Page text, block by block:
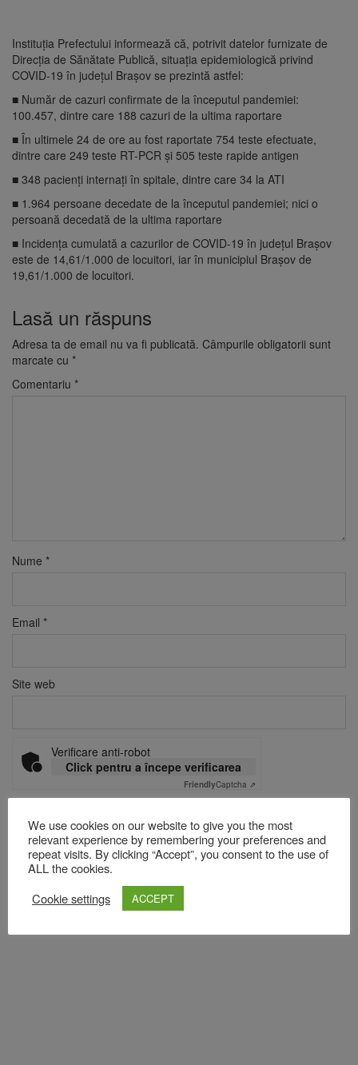
Instituția Prefectului informează că, potrivit datelor furnizate de
Direcția de Sănătate Publică, situația epidemiologică privind
COVID-19 în județul Brașov se prezintă astfel:
■ Număr de cazuri confirmate de la începutul pandemiei:
100.457, dintre care 188 cazuri de la ultima raportare
■ În ultimele 24 de ore au fost raportate 754 teste efectuate,
dintre care 249 teste RT-PCR și 505 teste rapide antigen
■ 348 pacienți internați în spitale, dintre care 34 la ATI
■ 1.964 persoane decedate de la începutul pandemiei; nici o
persoană decedată de la ultima raportare
■ Incidența cumulată a cazurilor de COVID-19 în județul Brașov
este de 14,61/1.000 de locuitori, iar în municipiul Brașov de
19,61/1.000 de locuitori.
Lasă un răspuns
Adresa ta de email nu va fi publicată. Câmpurile obligatorii sunt
marcate cu *
Comentariu *
Nume *
Email *
Site web
Verificare anti-robot
Click pentru a începe verificarea
FriendlyCaptcha ⇗
Acest site folosește Akismet pentru a reduce spamul.Află cum
sunt procesate datele comentariilor tale
We use cookies on our website to give you the most
relevant experience by remembering your preferences and
repeat visits. By clicking “Accept”, you consent to the use of
ALL the cookies.
Cookie settings
ACCEPT